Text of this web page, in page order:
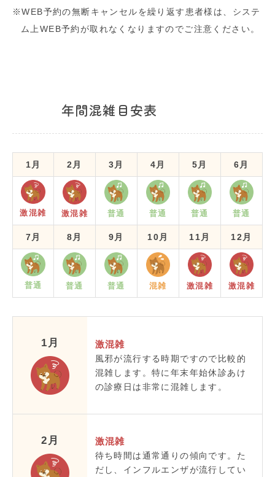
※WEB予約の無断キャンセルを繰り返す患者様は、システ
ム上WEB予約が取れなくなりますのでご注意ください。
年間混雑目安表
1月 2月 3月 4月 5月 6月
激混雑 激混雑 普通 普通 普通 普通
7月 8月 9月 10月 11月 12月
普通 普通 普通 混雑 激混雑 激混雑
1月 激混雑
風邪が流行する時期ですので比較的
混雑します。特に年末年始休診あけ
の診療日は非常に混雑します。
2月 激混雑
待ち時間は通常通りの傾向です。た
だし、インフルエンザが流行してい